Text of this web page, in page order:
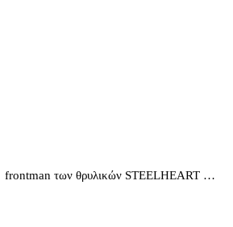
των θρυλικών STEELHEART …